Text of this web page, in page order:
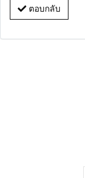
ตอบกลับ